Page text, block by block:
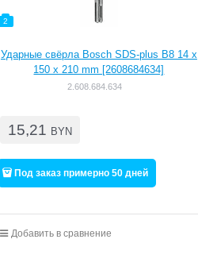
2
Ударные свёрла Bosch SDS-plus B8 14 x
150 x 210 mm [2608684634]
2.608.684.634
15,21 BYN
Под заказ примерно 50 дней
Добавить в сравнение